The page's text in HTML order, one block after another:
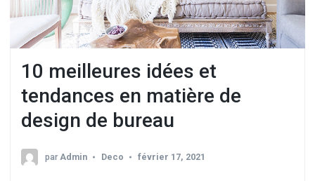
10 meilleures idées et
tendances en matière de
design de bureau
par Admin Deco février 17, 2021